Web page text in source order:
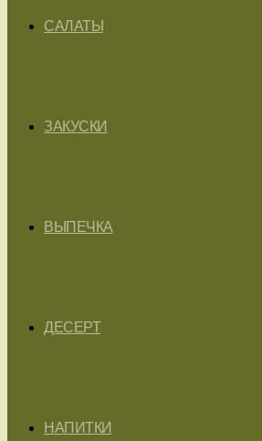
САЛАТЫ
ЗАКУСКИ
ВЫПЕЧКА
ДЕСЕРТ
НАПИТКИ